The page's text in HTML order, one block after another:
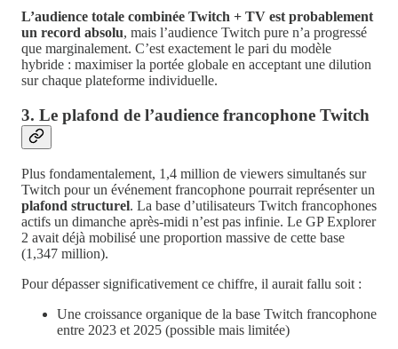
L’audience totale combinée Twitch + TV est probablement
un record absolu, mais l’audience Twitch pure n’a progressé
que marginalement. C’est exactement le pari du modèle
hybride : maximiser la portée globale en acceptant une dilution
sur chaque plateforme individuelle.
3. Le plafond de l’audience francophone Twitch
Plus fondamentalement, 1,4 million de viewers simultanés sur
Twitch pour un événement francophone pourrait représenter un
plafond structurel. La base d’utilisateurs Twitch francophones
actifs un dimanche après-midi n’est pas infinie. Le GP Explorer
2 avait déjà mobilisé une proportion massive de cette base
(1,347 million).
Pour dépasser significativement ce chiffre, il aurait fallu soit :
Une croissance organique de la base Twitch francophone
entre 2023 et 2025 (possible mais limitée)